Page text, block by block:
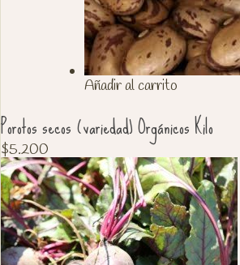
Añadir al carrito
Porotos secos (variedad) Orgánicos Kilo
$5.200